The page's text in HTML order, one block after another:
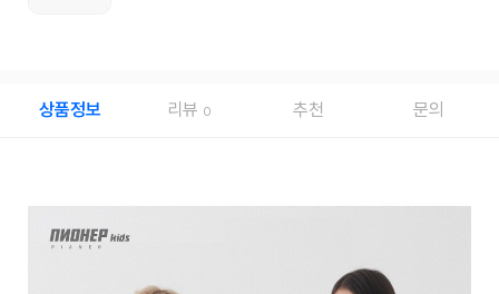
상품정보 리뷰 0 추천 문의